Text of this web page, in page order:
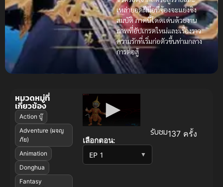
เหล่ายอดฝีมือที่จ้องจะแย่งชิง
สมบัติ ภาคนี้โดดเด่นด้วยงาน
ภาพที่อัปเกรดใหม่และเรื่องราว
ความรักที่เริ่มก่อตัวขึ้นท่ามกลาง
การต่อสู้
เลือกตอน:
▼
รับชม137 ครั้ง
หมวดหมู่ที่
เกี่ยวข้อง
Action บู๊
Adventure (ผจญ
ภัย)
Animation
Donghua
Fantasy